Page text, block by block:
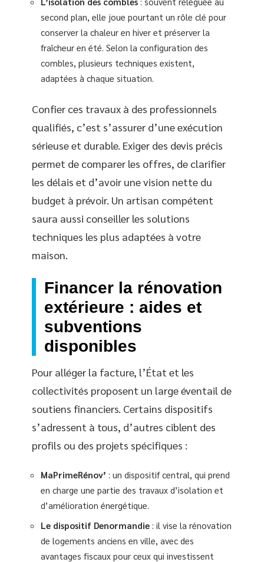
second plan, elle joue pourtant un rôle clé pour
conserver la chaleur en hiver et préserver la
fraîcheur en été. Selon la configuration des
combles, plusieurs techniques existent,
adaptées à chaque situation.
Confier ces travaux à des professionnels
qualifiés, c’est s’assurer d’une exécution
sérieuse et durable. Exiger des devis précis
permet de comparer les offres, de clarifier
les délais et d’avoir une vision nette du
budget à prévoir. Un artisan compétent
saura aussi conseiller les solutions
techniques les plus adaptées à votre
maison.
Financer la rénovation
extérieure : aides et
subventions
disponibles
Pour alléger la facture, l’État et les
collectivités proposent un large éventail de
soutiens financiers. Certains dispositifs
s’adressent à tous, d’autres ciblent des
profils ou des projets spécifiques :
MaPrimeRénov’ : un dispositif central, qui prend
en charge une partie des travaux d’isolation et
d’amélioration énergétique.
Le dispositif Denormandie : il vise la rénovation
de logements anciens en ville, avec des
avantages fiscaux pour ceux qui investissent